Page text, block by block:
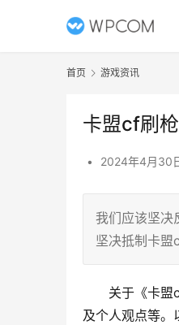
首页 游戏资讯
卡盟cf刷
• 2024年4月30
我们应该坚决
坚决抵制卡盟
关于《卡盟
及个人观点等。